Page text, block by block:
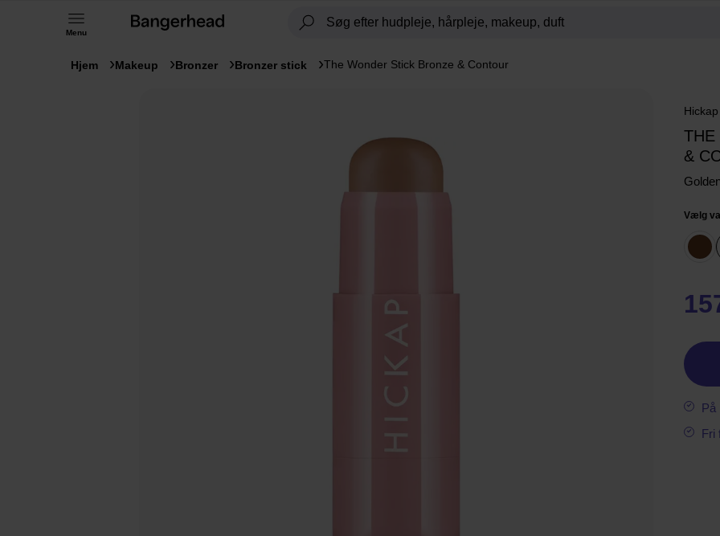
Menu
Hjem Makeup Bronzer Bronzer stick The Wonder Stick Bronze & Contour
Hickap
THE
&
Vælg
På
Fri